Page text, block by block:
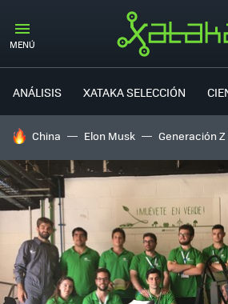
MENÚ
ANÁLISIS XATAKA SELECCIÓN
HOY SE HABLA DE
China Elon Musk Generación Z